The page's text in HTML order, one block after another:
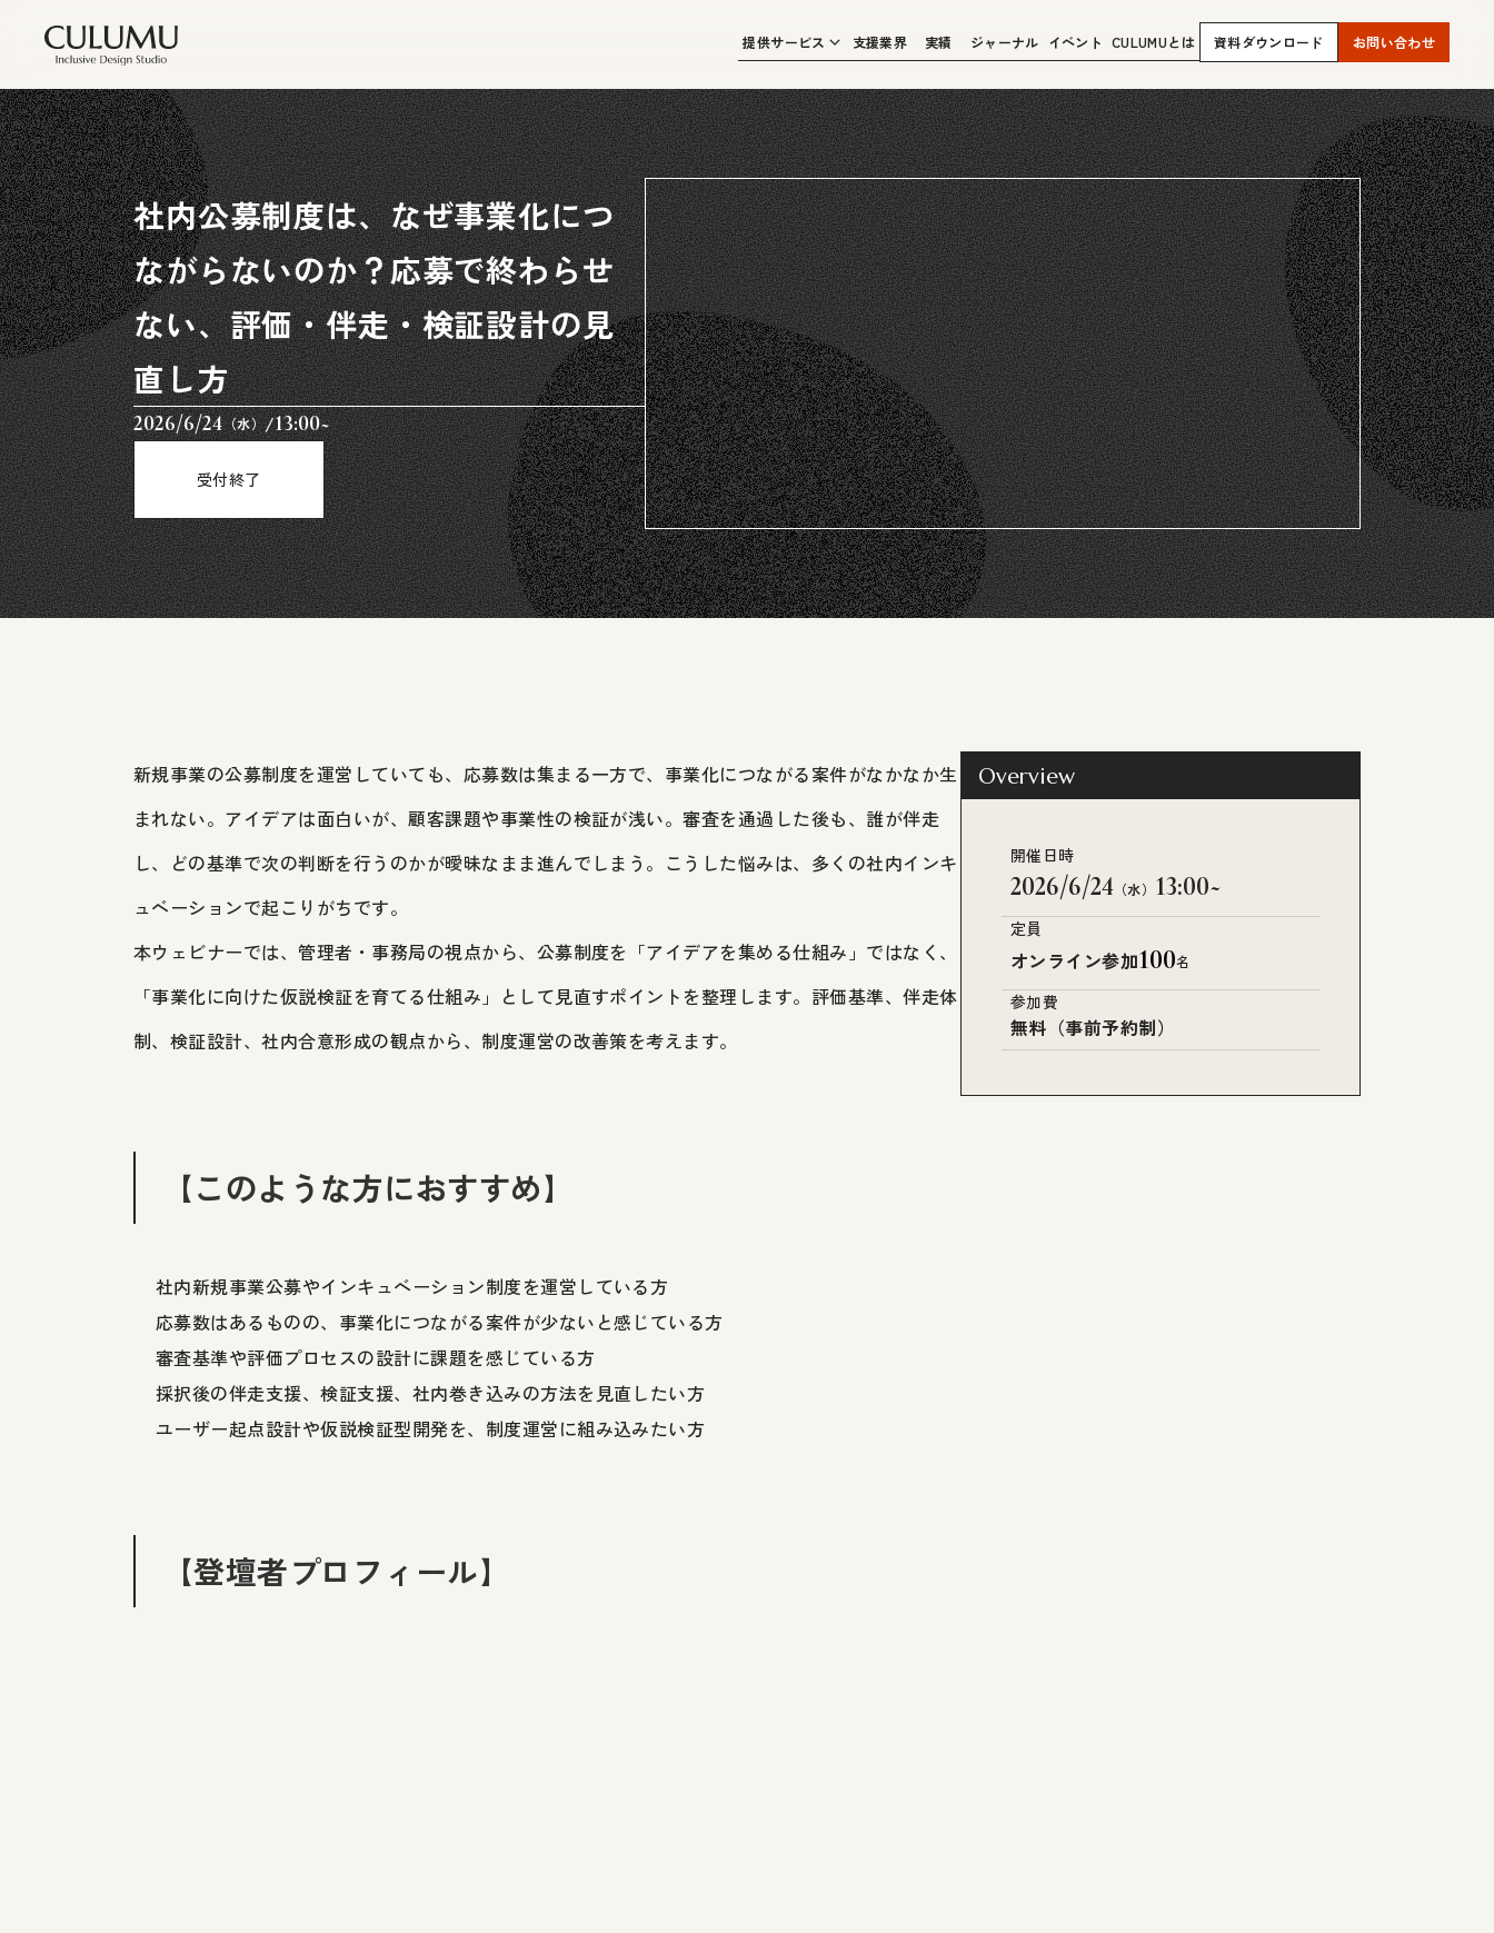
提供サービス 支援業界 実績 ジャーナル イベント CULUMUとは 資料ダウンロード お問い合わせ
社内公募制度は、なぜ事業化につ
ながらないのか？応募で終わらせ
ない、評価・伴走・検証設計の見
直し方
2026/6/24（水）/13:00~
受付終了
Overview
開催日時
2026/6/24 （水） 13:00~
定員
オンライン参加100名
参加費
無料（事前予約制）
新規事業の公募制度を運営していても、応募数は集まる一方で、事業化につながる案件がなかなか生
まれない。アイデアは面白いが、顧客課題や事業性の検証が浅い。審査を通過した後も、誰が伴走
し、どの基準で次の判断を行うのかが曖昧なまま進んでしまう。こうした悩みは、多くの社内インキ
ュベーションで起こりがちです。
本ウェビナーでは、管理者・事務局の視点から、公募制度を「アイデアを集める仕組み」ではなく、
「事業化に向けた仮説検証を育てる仕組み」として見直すポイントを整理します。評価基準、伴走体
制、検証設計、社内合意形成の観点から、制度運営の改善策を考えます。
【このような方におすすめ】
社内新規事業公募やインキュベーション制度を運営している方
応募数はあるものの、事業化につながる案件が少ないと感じている方
審査基準や評価プロセスの設計に課題を感じている方
採択後の伴走支援、検証支援、社内巻き込みの方法を見直したい方
ユーザー起点設計や仮説検証型開発を、制度運営に組み込みたい方
【登壇者プロフィール】